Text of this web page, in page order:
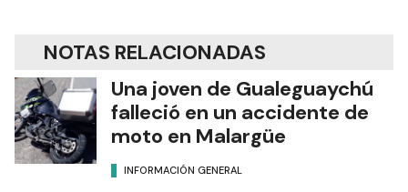
NOTAS RELACIONADAS
Una joven de Gualeguaychú
falleció en un accidente de
moto en Malargüe
INFORMACIÓN GENERAL